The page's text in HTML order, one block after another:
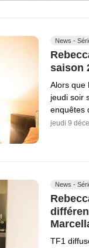
News -
saison
Alors que
jeudi soir
enquêtes
jeudi 9
News -
TF1